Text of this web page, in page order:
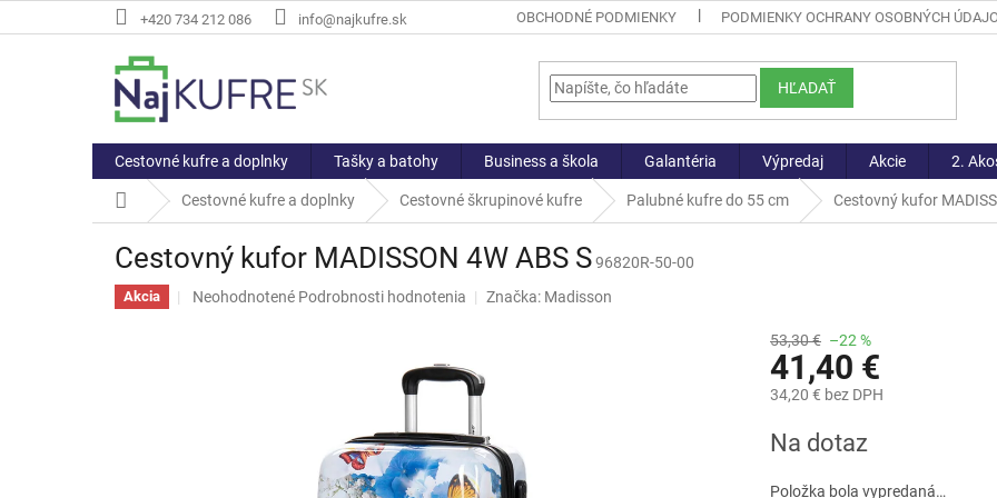
na
+420 734 212 086 info@najkufre.sk OBCHODNÉ PODMIENKY PODMIENKY OCHRANY OSOBNÝCH
HĽADAŤ
Cestovné kufre a doplnky Tašky a batohy Business a škola Galantéria Výpredaj Akcie 2.
DomovCestovné kufre a doplnky Cestovné škrupinové kufre Palubné kufre do 55 cm Cestovný kufor
Cestovný kufor MADISSON 4W ABS S96820R-50-00
Akcia
Priemerné
Neohodnotené Podrobnosti hodnotenia Značka: Madisson
53,30 € –22 %
41,40 €
34,20 € bez DPH
cena:
Na dotaz
Položka bola vypredaná…